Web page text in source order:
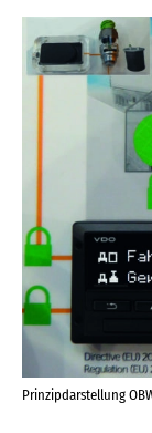
Prinzipdarstellung